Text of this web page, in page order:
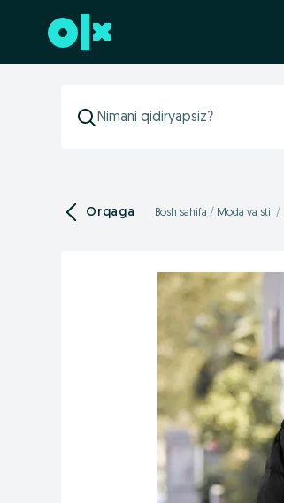
Futerga oʻtish
Orqaga Bosh sahifa Moda va stil